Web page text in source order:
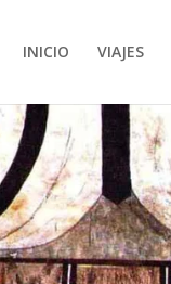
INICIO VIAJES